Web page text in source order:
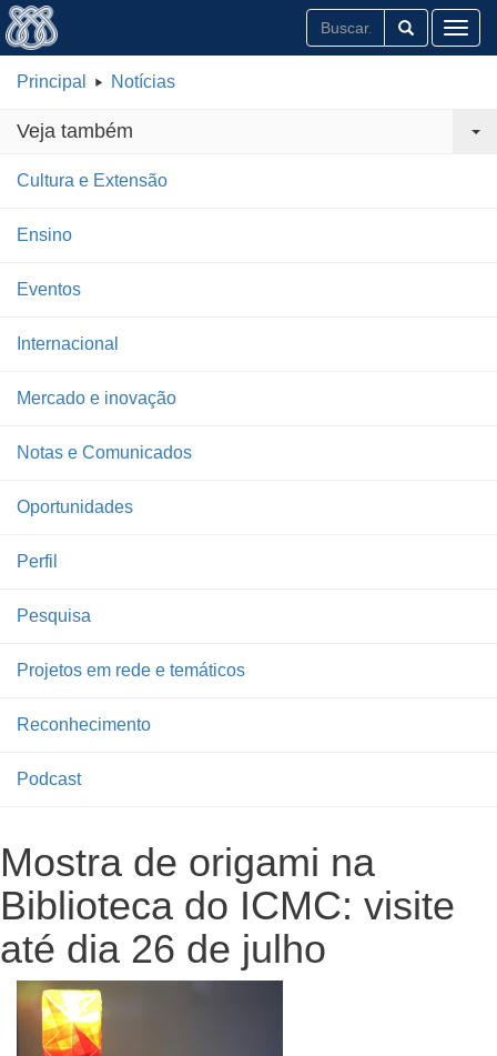
Principal Notícias
Veja também
Cultura e Extensão
Ensino
Eventos
Internacional
Mercado e inovação
Notas e Comunicados
Oportunidades
Perfil
Pesquisa
Projetos em rede e temáticos
Reconhecimento
Podcast
Mostra de origami na
Biblioteca do ICMC: visite
até dia 26 de julho